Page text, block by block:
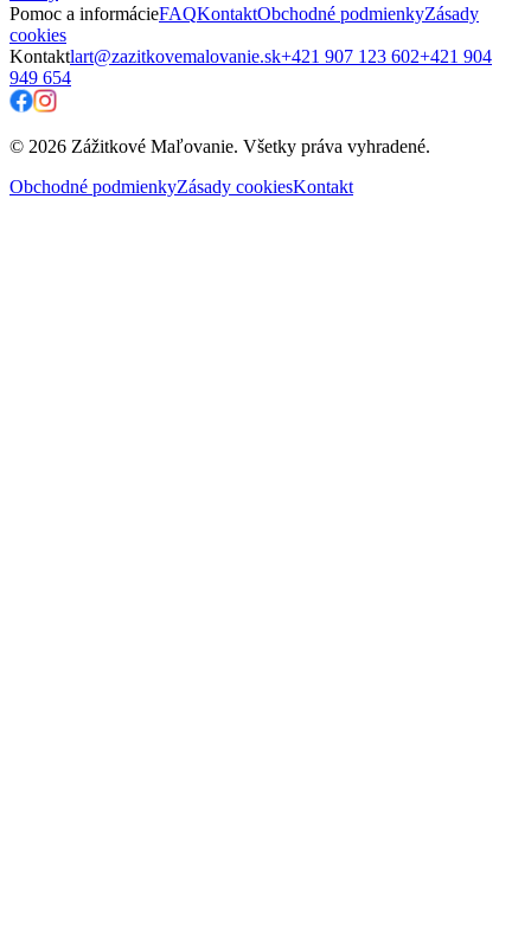
Pomoc a informácieFAQKontaktObchodné podmienkyZásady
cookies
Kontaktlart@zazitkovemalovanie.sk+421 907 123 602+421 904
949 654
© 2026 Zážitkové Maľovanie. Všetky práva vyhradené.
Obchodné podmienkyZásady cookiesKontakt